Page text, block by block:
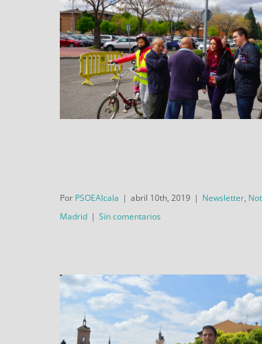
los barrios: nueva mesa
Por PSOEAlcala | abril 10th, 2019 | Newsletter,
Madrid | Sin comentarios